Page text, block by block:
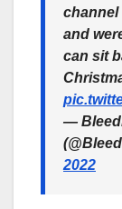
channel
and
can sit
—
2022